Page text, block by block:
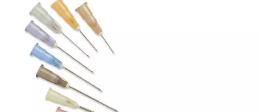
Bildgalerie
springen
Bildgalerie
springen